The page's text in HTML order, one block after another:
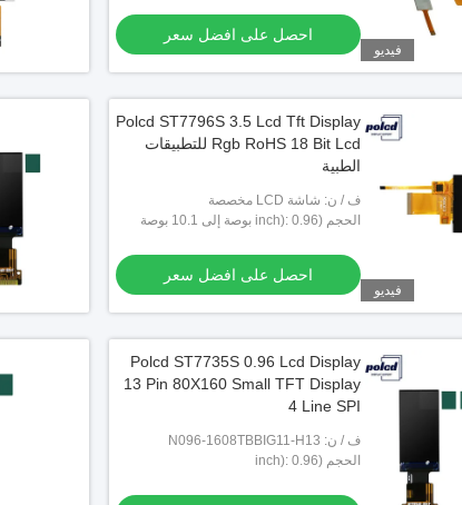
فيديو
احصل على افضل سعر
فيديو
Polcd ST7796S 3.5 Lcd Tft Display
Rgb RoHS 18 Bit Lcd للتطبيقات
الطبية
ف / ن: شاشة LCD مخصصة
الحجم (inch): 0.96 بوصة إلى 10.1 بوصة
احصل على افضل سعر
Polcd ST7735S 0.96 Lcd Display
13 Pin 80X160 Small TFT Display
4 Line SPI
ف / ن: N096-1608TBBIG11-H13
الحجم (inch): 0.96